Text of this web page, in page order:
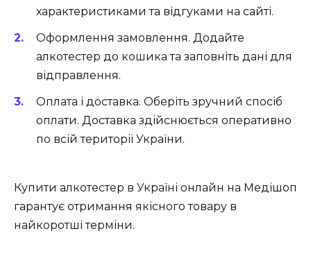
характеристиками та відгуками на сайті.
Оформлення замовлення. Додайте
алкотестер до кошика та заповніть дані для
відправлення.
Оплата і доставка. Оберіть зручний спосіб
оплати. Доставка здійснюється оперативно
по всій території України.
Купити алкотестер в Україні онлайн на Медішоп
гарантує отримання якісного товару в
найкоротші терміни.